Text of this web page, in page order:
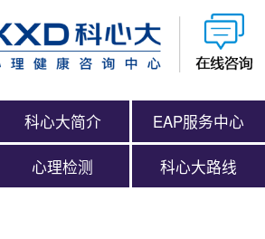
科心大简介 EAP服务中心
心理检测 科心大路线